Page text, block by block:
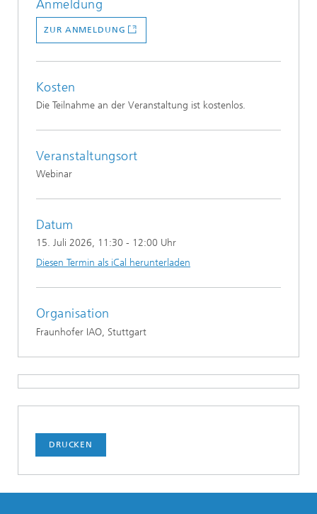
Anmeldung
ZUR ANMELDUNG
Kosten
Die Teilnahme an der Veranstaltung ist kostenlos.
Veranstaltungsort
Webinar
Datum
15. Juli 2026, 11:30 - 12:00 Uhr
Diesen Termin als iCal herunterladen
Organisation
Fraunhofer IAO, Stuttgart
DRUCKEN